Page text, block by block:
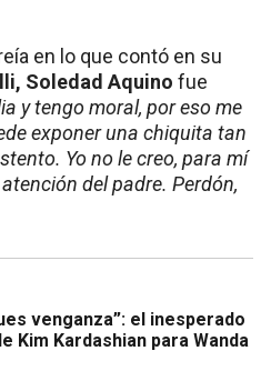
en lo que contó en su
Soledad Aquino fue
y tengo moral, por eso me
exponer una chiquita tan
Yo no le creo, para mí
del padre. Perdón,
venganza”: el inesperado
Kim Kardashian para Wanda